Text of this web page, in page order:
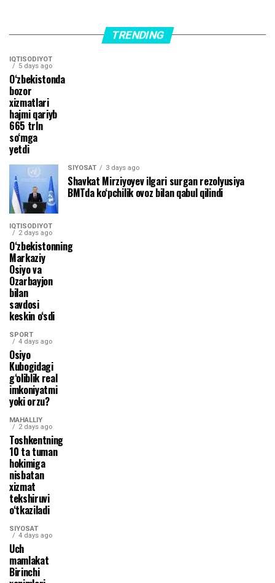
TRENDING
IQTISODIYOT
5 days ago
O‘zbekistonda
bozor
xizmatlari
hajmi qariyb
665 trln
so‘mga
yetdi
SIYOSAT 3 days ago
Shavkat Mirziyoyev ilgari surgan rezolyusiya
BMTda ko‘pchilik ovoz bilan qabul qilindi
IQTISODIYOT
2 days ago
O‘zbekistonning
Markaziy
Osiyo va
Ozarbayjon
bilan
savdosi
keskin o‘sdi
SPORT
4 days ago
Osiyo
Kubogidagi
g‘oliblik real
imkoniyatmi
yoki orzu?
MAHALLIY
2 days ago
Toshkentning
10 ta tuman
hokimiga
nisbatan
xizmat
tekshiruvi
o‘tkaziladi
SIYOSAT
4 days ago
Uch
mamlakat
Birinchi